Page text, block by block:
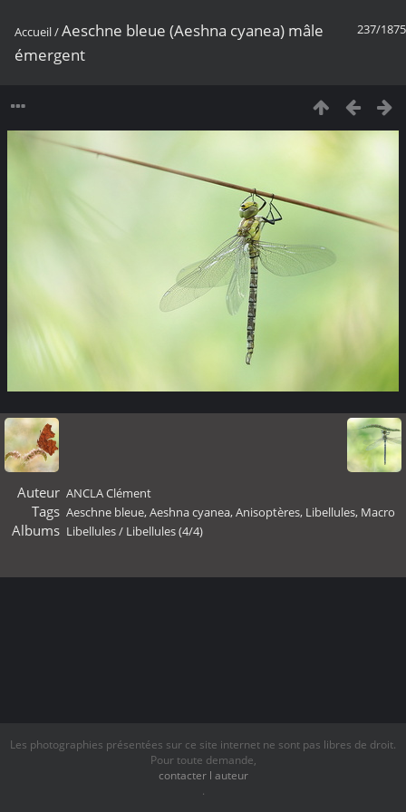
237/1875
Accueil/Aeschne bleue (Aeshna cyanea) mâle
émergent
Auteur ANCLA Clément
Tags Aeschne bleue,Aeshna cyanea,Anisoptères, Libellules, Macro
Albums Libellules/ Libellules (4/4)
Les photographies présentées sur ce site internet ne sont pas libres de droit.
Pour toute demande,
contacter l auteur
.